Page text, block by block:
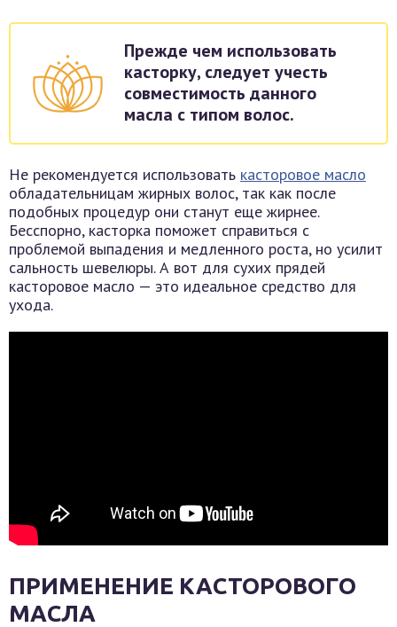
Прежде чем использовать
касторку, следует учесть
совместимость данного
масла с типом волос.
Не рекомендуется использовать касторовое масло
обладательницам жирных волос, так как после
подобных процедур они станут еще жирнее.
Бесспорно, касторка поможет справиться с
проблемой выпадения и медленного роста, но усилит
сальность шевелюры. А вот для сухих прядей
касторовое масло — это идеальное средство для
ухода.
ПРИМЕНЕНИЕ КАСТОРОВОГО
МАСЛА